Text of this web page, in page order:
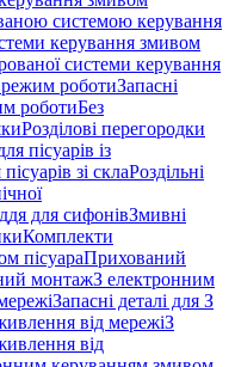
системою керування
керування змивом
системи керування
роботиЗапасні
роботиБез
Розділові перегородки
пісуарів із
зі склаРоздільні
для сифонівЗмивні
Комплекти
пісуараПрихований
монтажЗ електронним
Запасні деталі для З
від мережіЗ
від